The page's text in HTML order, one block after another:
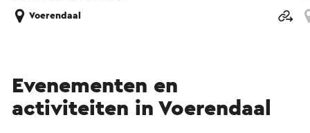
Voerendaal
Evenementen en
activiteiten in Voerendaal